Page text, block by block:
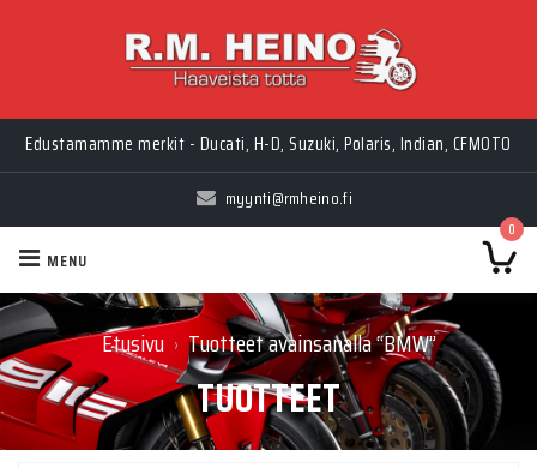
Edustamamme merkit - Ducati, H-D, Suzuki, Polaris, Indian, CFMOTO
myynti@rmheino.fi
0
MENU
Etusivu › Tuotteet avainsanalla “BMW”
TUOTTEET